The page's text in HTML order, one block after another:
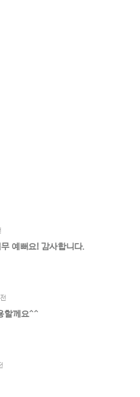
예뻐요! 감사합니다.
할께요^^